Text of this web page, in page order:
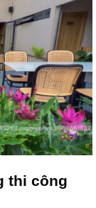
thi công